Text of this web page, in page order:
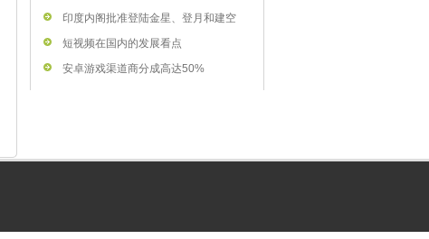
印度内阁批准登陆金星、登月和建空
短视频在国内的发展看点
安卓游戏渠道商分成高达50%